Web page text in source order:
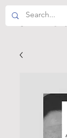
VS EDITOR